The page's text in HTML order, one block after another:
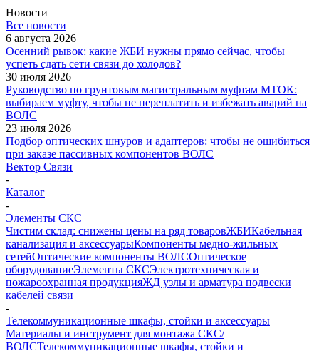
Новости
Все новости
6 августа 2026
Осенний рывок: какие ЖБИ нужны прямо сейчас, чтобы
успеть сдать сети связи до холодов?
30 июля 2026
Руководство по грунтовым магистральным муфтам МТОК:
выбираем муфту, чтобы не переплатить и избежать аварий на
ВОЛС
23 июля 2026
Подбор оптических шнуров и адаптеров: чтобы не ошибиться
при заказе пассивных компонентов ВОЛС
Вектор Связи
-
Каталог
-
Элементы СКС
Чистим склад: снижены цены на ряд товаровЖБИКабельная
канализация и аксессуарыКомпоненты медно-жильных
сетейОптические компоненты ВОЛСОптическое
оборудованиеЭлементы СКСЭлектротехническая и
пожароохранная продукцияЖД узлы и арматура подвески
кабелей связи
-
Телекоммуникационные шкафы, стойки и аксессуары
Материалы и инструмент для монтажа СКС/
ВОЛСТелекоммуникационные шкафы, стойки и